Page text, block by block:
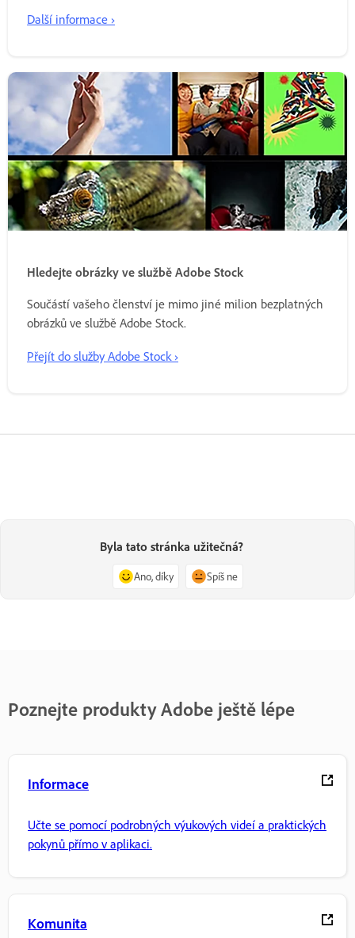
Další informace ›
Hledejte obrázky ve službě Adobe Stock
Součástí vašeho členství je mimo jiné milion bezplatných
obrázků ve službě Adobe Stock.
Přejít do služby Adobe Stock ›
Byla tato stránka užitečná?
Ano, díky Spíš ne
Poznejte produkty Adobe ještě lépe
Informace
Učte se pomocí podrobných výukových videí a praktických
pokynů přímo v aplikaci.
Komunita